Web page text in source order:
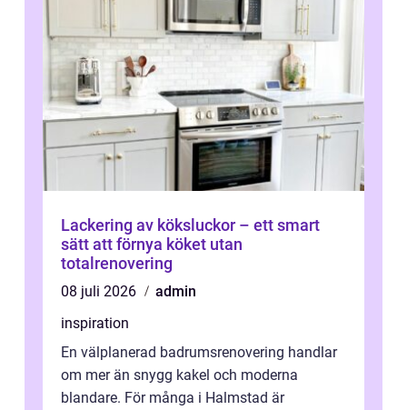
Lackering av köksluckor – ett smart
sätt att förnya köket utan
totalrenovering
08 juli 2026
admin
inspiration
En välplanerad badrumsrenovering handlar
om mer än snygg kakel och moderna
blandare. För många i Halmstad är